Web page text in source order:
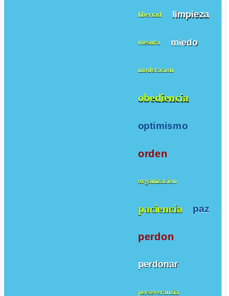
libertad limpieza
mesura miedo
moderacion
obediencia
optimismo
orden
organizacion
paciencia paz
perdon
perdonar
perseverancia